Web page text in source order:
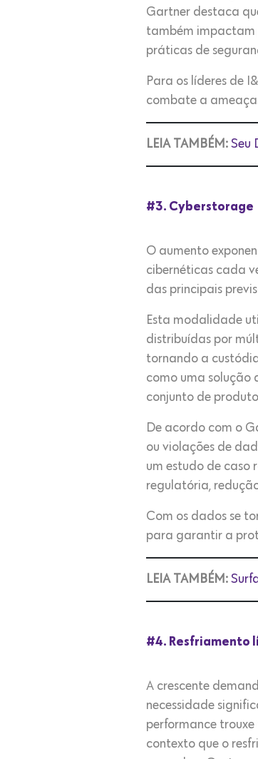
Gartner destaca
também impactam
práticas de
Para os líderes de
combate a
LEIA TAMBÉM: Seu
#3. Cyberstorage
O aumento
cibernéticas cada
das principais
Esta modalidade
distribuídas por
tornando a
como uma
conjunto de
De acordo com o
ou violações de
um estudo de caso
regulatória,
Com os dados se
para garantir a
LEIA TAMBÉM:
#4. Resfriamento
A crescente
necessidade
performance trouxe
contexto que o